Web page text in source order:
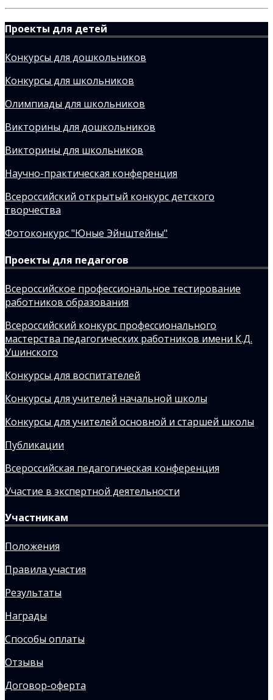
Проекты для детей
Конкурсы для дошкольников
Конкурсы для школьников
Олимпиады для школьников
Викторины для дошкольников
Викторины для школьников
Научно-практическая конференция
Всероссийский открытый конкурс детского
творчества
Фотоконкурс "Юные Эйнштейны"
Проекты для педагогов
Всероссийское профессиональное тестирование
работников образования
Всероссийский конкурс профессионального
мастерства педагогических работников имени К.Д.
Ушинского
Конкурсы для воспитателей
Конкурсы для учителей начальной школы
Конкурсы для учителей основной и старшей школы
Публикации
Всероссийская педагогическая конференция
Участие в экспертной деятельности
Участникам
Положения
Правила участия
Результаты
Награды
Способы оплаты
Отзывы
Договор-оферта